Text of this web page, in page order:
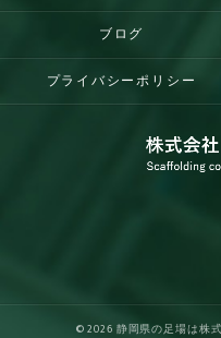
ブログ
プライバシーポリシー
© 2026 静岡県の足場は株式